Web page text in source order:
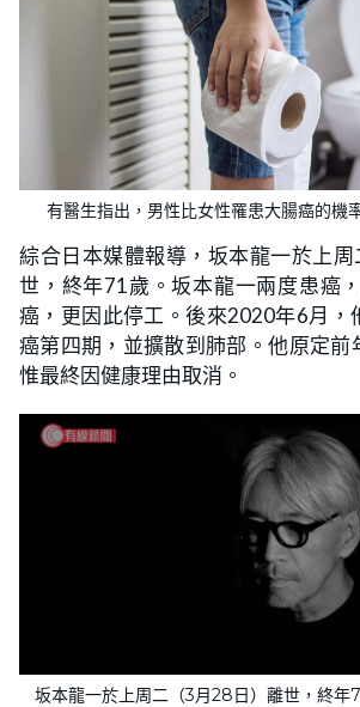
有醫生指出，男性比女性罹患大腸癌的機
綜合日本媒體報導，坂本龍一於上
世，終年71歲。坂本龍一兩度患癌
癌，更因此停工。後來2020年6月，
癌第四期，並擴散到肺部。他原定前
惟最終因健康理由取消。
坂本龍一於上周二（3月28日）離世，終年